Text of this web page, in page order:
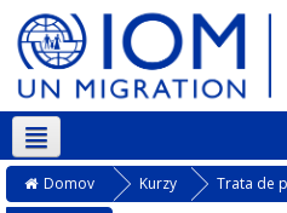
Slovenčina ‎(sk)‎
Domov Kurzy Trata de